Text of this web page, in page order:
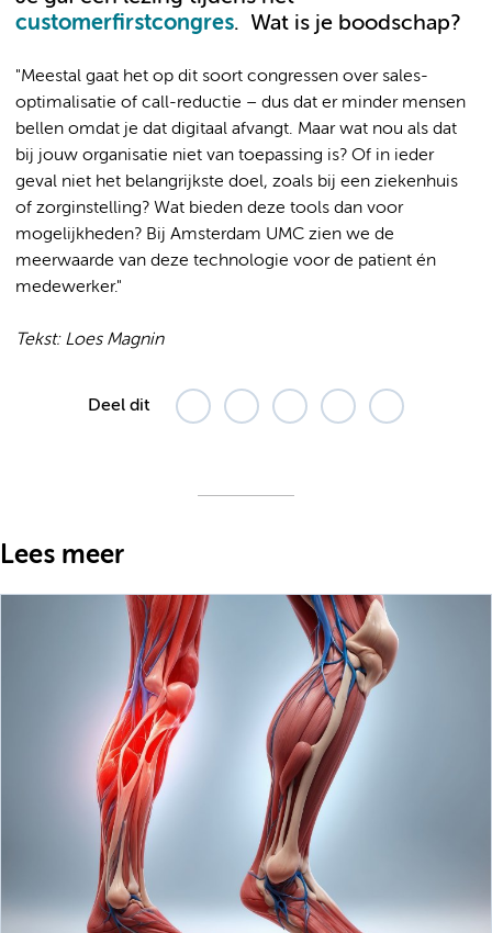
customerfirstcongres. Wat is je boodschap?
"Meestal gaat het op dit soort congressen over sales-
optimalisatie of call-reductie – dus dat er minder mensen
bellen omdat je dat digitaal afvangt. Maar wat nou als dat
bij jouw organisatie niet van toepassing is? Of in ieder
geval niet het belangrijkste doel, zoals bij een ziekenhuis
of zorginstelling? Wat bieden deze tools dan voor
mogelijkheden? Bij Amsterdam UMC zien we de
meerwaarde van deze technologie voor de patient én
medewerker."
Tekst: Loes Magnin
Deel dit
Lees meer